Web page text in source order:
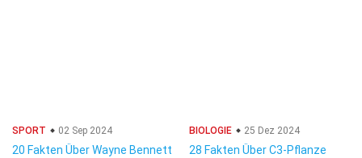
SPORT 02 Sep 2024
20 Fakten Über Wayne Bennett
BIOLOGIE 25 Dez 2024
28 Fakten Über C3-Pflanze